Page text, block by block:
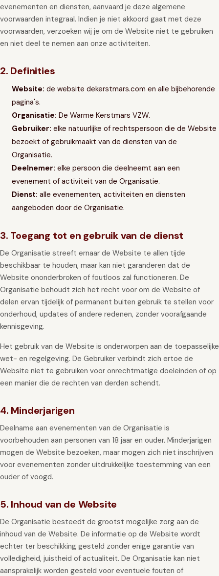
evenementen en diensten, aanvaard je deze algemene
voorwaarden integraal. Indien je niet akkoord gaat met deze
voorwaarden, verzoeken wij je om de Website niet te gebruiken
en niet deel te nemen aan onze activiteiten.
2. Definities
Website: de website dekerstmars.com en alle bijbehorende
pagina's.
Organisatie: De Warme Kerstmars VZW.
Gebruiker: elke natuurlijke of rechtspersoon die de Website
bezoekt of gebruikmaakt van de diensten van de
Organisatie.
Deelnemer: elke persoon die deelneemt aan een
evenement of activiteit van de Organisatie.
Dienst: alle evenementen, activiteiten en diensten
aangeboden door de Organisatie.
3. Toegang tot en gebruik van de dienst
De Organisatie streeft ernaar de Website te allen tijde
beschikbaar te houden, maar kan niet garanderen dat de
Website ononderbroken of foutloos zal functioneren. De
Organisatie behoudt zich het recht voor om de Website of
delen ervan tijdelijk of permanent buiten gebruik te stellen voor
onderhoud, updates of andere redenen, zonder voorafgaande
kennisgeving.
Het gebruik van de Website is onderworpen aan de toepasselijke
wet- en regelgeving. De Gebruiker verbindt zich ertoe de
Website niet te gebruiken voor onrechtmatige doeleinden of op
een manier die de rechten van derden schendt.
4. Minderjarigen
Deelname aan evenementen van de Organisatie is
voorbehouden aan personen van 18 jaar en ouder. Minderjarigen
mogen de Website bezoeken, maar mogen zich niet inschrijven
voor evenementen zonder uitdrukkelijke toestemming van een
ouder of voogd.
5. Inhoud van de Website
De Organisatie besteedt de grootst mogelijke zorg aan de
inhoud van de Website. De informatie op de Website wordt
echter ter beschikking gesteld zonder enige garantie van
volledigheid, juistheid of actualiteit. De Organisatie kan niet
aansprakelijk worden gesteld voor eventuele fouten of